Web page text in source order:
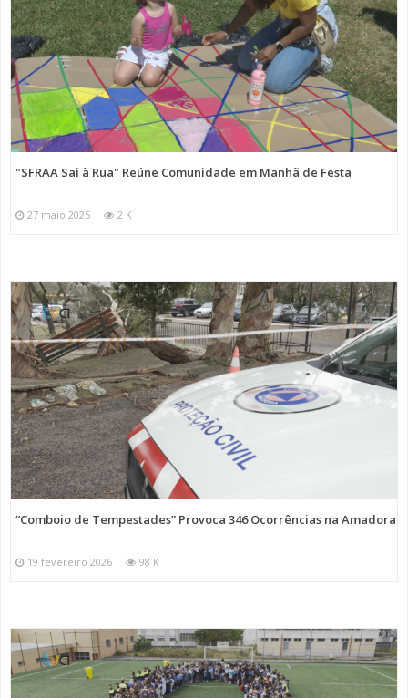
"SFRAA Sai à Rua" Reúne Comunidade em Manhã de Festa
27 maio 2025 2 K
“Comboio de Tempestades” Provoca 346 Ocorrências na Amadora
19 fevereiro 2026 98 K